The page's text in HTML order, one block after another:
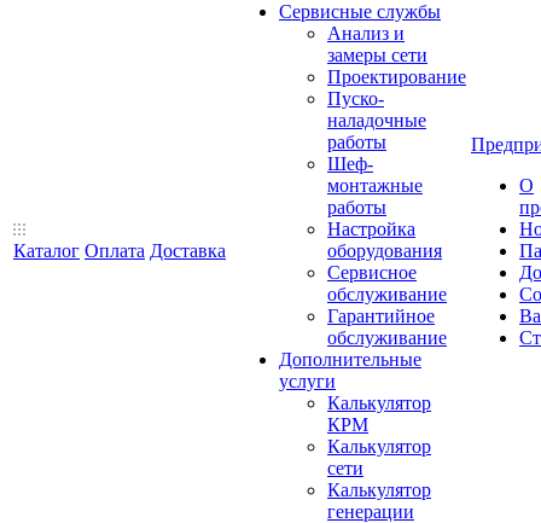
Каталог Оплата Доставка
Сервисные службы
Анализ и
замеры сети
Проектирование
Пуско-
наладочные
работы
Шеф-
монтажные
работы
Настройка
оборудования
Сервисное
обслуживание
Гарантийное
обслуживание
Дополнительные
услуги
Калькулятор
КРМ
Калькулятор
сети
Калькулятор
генерации
О